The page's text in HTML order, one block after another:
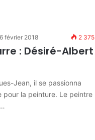
février 2018 2 375
: Désiré-Albert
Jean, il se passionna
pour la peinture. Le peintre